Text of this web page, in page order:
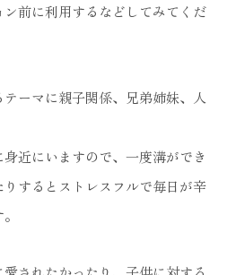
前に利用するなどしてみてくだ
ーマに親子関係、兄弟姉妹、人
近にいますので、一度溝ができ
するとストレスフルで毎日が辛